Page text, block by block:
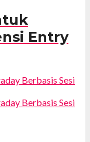
Entry